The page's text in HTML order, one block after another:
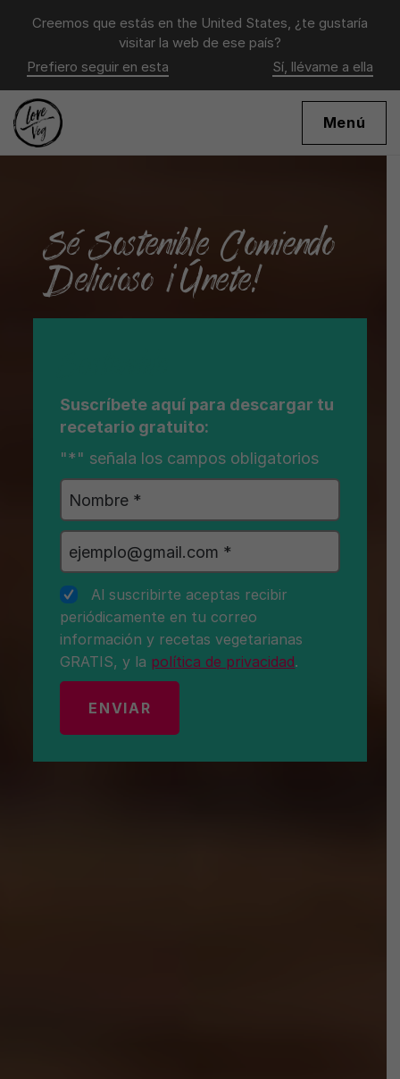
Creemos que estás en the United States, ¿te gustaría
visitar la web de ese país?
Prefiero seguir en esta
Sí, llévame a ella
Menú
Sé Sostenible Comiendo
Delicioso ¡Únete!
Suscríbete aquí para descargar tu
recetario gratuito:
"*" señala los campos obligatorios
Primer
nombre
*
Email
Consentimiento*
Al suscribirte aceptas recibir
periódicamente en tu correo
información y recetas vegetarianas
GRATIS, y la política de privacidad.